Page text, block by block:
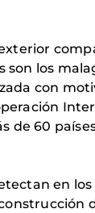
los
con
de 60
en